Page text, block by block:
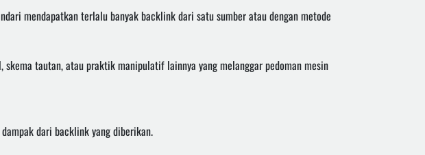
mendapatkan terlalu banyak backlink dari satu sumber atau dengan metode
tautan, atau praktik manipulatif lainnya yang melanggar pedoman mesin
dari backlink yang diberikan.